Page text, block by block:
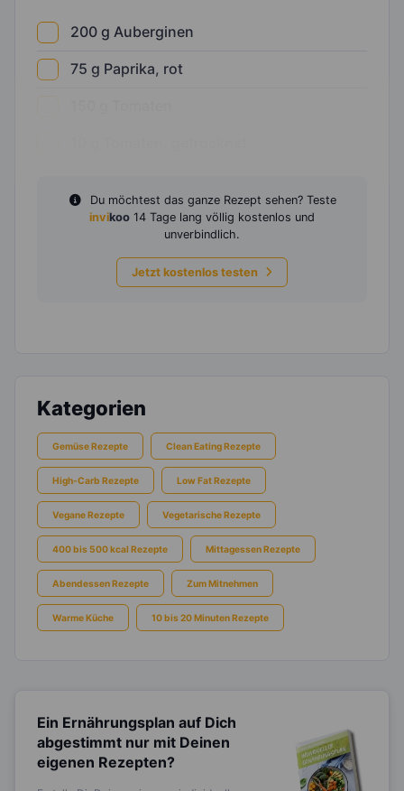
200 g Auberginen
75 g Paprika, rot
Du möchtest das ganze Rezept sehen? Teste
invikoo 14 Tage lang völlig kostenlos und
unverbindlich.
Jetzt kostenlos testen
Kategorien
Gemüse Rezepte Clean Eating Rezepte
High-Carb Rezepte Low Fat Rezepte
Vegane Rezepte Vegetarische Rezepte
400 bis 500 kcal Rezepte Mittagessen Rezepte
Abendessen Rezepte Zum Mitnehmen
Warme Küche 10 bis 20 Minuten Rezepte
Ein Ernährungsplan auf Dich
abgestimmt nur mit Deinen
eigenen Rezepten?